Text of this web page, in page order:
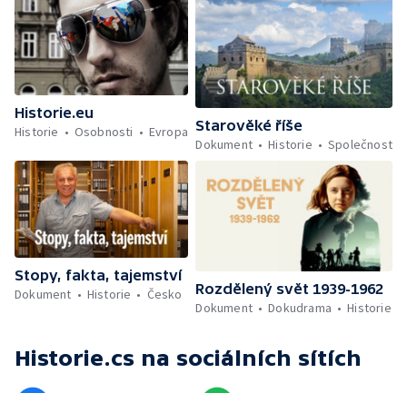
Historie.eu
Historie
Osobnosti Evropa Starověké říše
Dokument
Historie Společnost
Stopy, fakta, tajemství
Dokument
Historie Česko
Rozdělený svět 1939-1962
Dokument
Dokudrama Historie
Historie.cs na sociálních sítích